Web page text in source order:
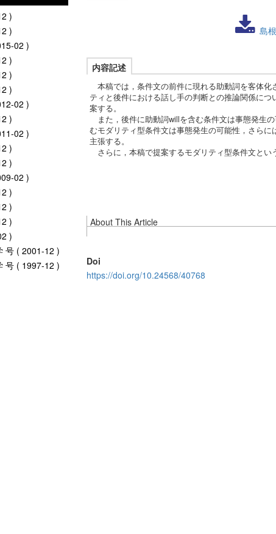
)
)
02 )
)
)
)
02 )
)
02 )
)
)
02 )
)
)
)
)
号 ( 2001-12 )
号 ( 1997-12 )
島
内容記述
本稿では，条件文の前件に現れる助動詞を客体化
ティと後件における話し手の判断との推論関係に
案する。
また，後件に助動詞willを含む条件文は事態発生
むモダリティ型条件文は事態発生の可能性，さら
主張する。
さらに，本稿で提案するモダリティ型条件文とい
About This Article
Doi
https://doi.org/10.24568/40768